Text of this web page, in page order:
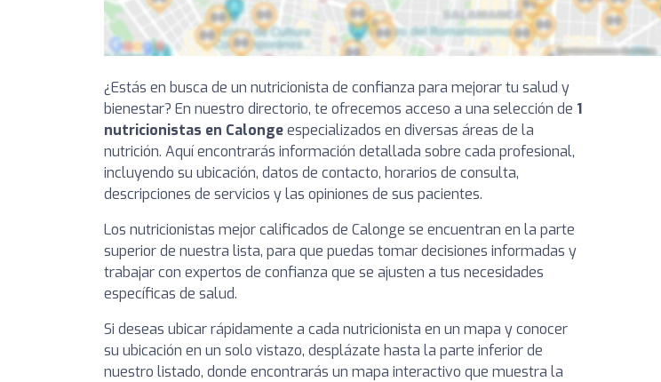
¿Estás en busca de un nutricionista de confianza para mejorar tu salud y
bienestar? En nuestro directorio, te ofrecemos acceso a una selección de 1
nutricionistas en Calongeespecializados en diversas áreas de la
nutrición. Aquí encontrarás información detallada sobre cada profesional,
incluyendo su ubicación, datos de contacto, horarios de consulta,
descripciones de servicios y las opiniones de sus pacientes.
Los nutricionistas mejor calificados de Calonge se encuentran en la parte
superior de nuestra lista, para que puedas tomar decisiones informadas y
trabajar con expertos de confianza que se ajusten a tus necesidades
específicas de salud.
Si deseas ubicar rápidamente a cada nutricionista en un mapa y conocer
su ubicación en un solo vistazo, desplázate hasta la parte inferior de
nuestro listado, donde encontrarás un mapa interactivo que muestra la